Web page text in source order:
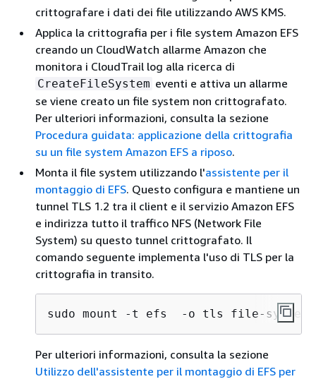
crittografare i dati dei file utilizzando AWS KMS.
Applica la crittografia per i file system Amazon EFS
creando un CloudWatch allarme Amazon che
monitora i CloudTrail log alla ricerca di
CreateFileSystem eventi e attiva un allarme
se viene creato un file system non crittografato.
Per ulteriori informazioni, consulta la sezione
Procedura guidata: applicazione della crittografia
su un file system Amazon EFS a riposo.
Monta il file system utilizzando l'assistente per il
montaggio di EFS. Questo configura e mantiene un
tunnel TLS 1.2 tra il client e il servizio Amazon EFS
e indirizza tutto il traffico NFS (Network File
System) su questo tunnel crittografato. Il
comando seguente implementa l'uso di TLS per la
crittografia in transito.
sudo mount -t efs  -o tls file-
Per ulteriori informazioni, consulta la sezione
Utilizzo dell'assistente per il montaggio di EFS per